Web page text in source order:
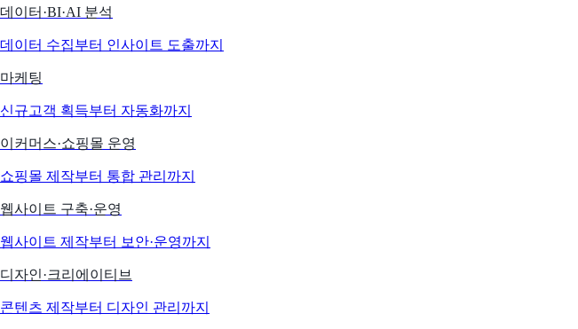
데이터·BI·AI 분석
데이터 수집부터 인사이트 도출까지
마케팅
신규고객 획득부터 자동화까지
이커머스·쇼핑몰 운영
쇼핑몰 제작부터 통합 관리까지
웹사이트 구축·운영
웹사이트 제작부터 보안·운영까지
디자인·크리에이티브
콘텐츠 제작부터 디자인 관리까지